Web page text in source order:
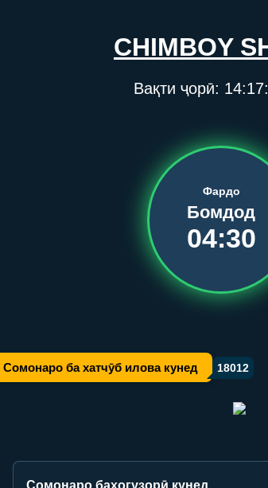
CHIMBOY
Вақти ҷорӣ:
Фардо
Бомдод
04:30
Сомонаро ба хатчӯб илова кунед 18012